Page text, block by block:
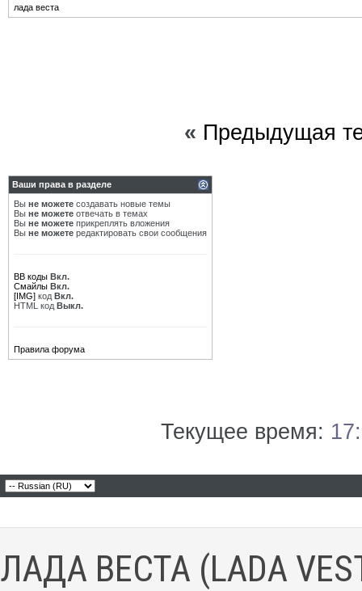
лада веста
« Предыдущая
Ваши права в разделе
Вы не можете создавать новые темы
Вы не можете отвечать в темах
Вы не можете прикреплять вложения
Вы не можете редактировать свои сообщения
BB коды Вкл.
Смайлы Вкл.
[IMG] код Вкл.
HTML код Выкл.
Правила форума
Текущее время:
ЛАДА ВЕСТА (LADA